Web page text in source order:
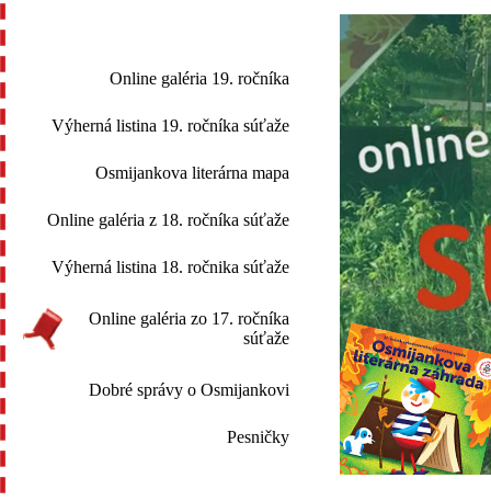
Online galéria 19. ročníka
Výherná listina 19. ročníka súťaže
Osmijankova literárna mapa
Online galéria z 18. ročníka súťaže
Výherná listina 18. ročnika súťaže
Online galéria zo 17. ročníka
súťaže
Dobré správy o Osmijankovi
Pesničky